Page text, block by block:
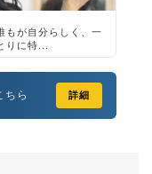
もが自分らしく、一
りに特...
ちら 詳細